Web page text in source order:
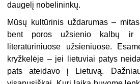
daugelį nobelininkų.
Mūsų kultūrinis uždarumas –
bent poros užsienio kalbų ir
literatūriniuose užsieniuose.
kryžkelėje – jei lietuviai patys
pats ateidavo į Lietuvą.